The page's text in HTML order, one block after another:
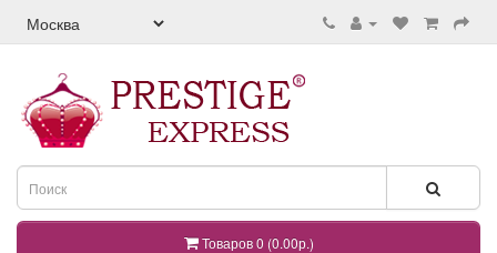
Товаров 0 (0.00р.)